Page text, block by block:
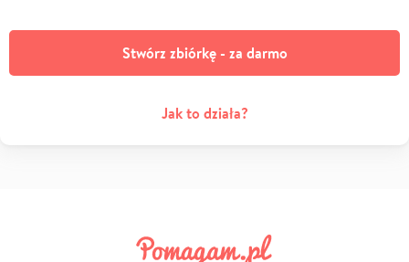
Stwórz zbiórkę - za darmo
Jak to działa?